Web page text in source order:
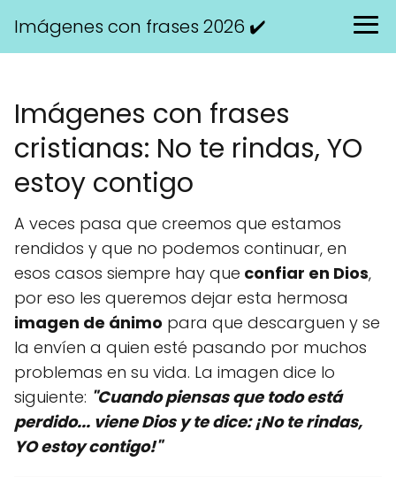
Imágenes con frases 2026 ✔️
Imágenes con frases
cristianas: No te rindas, YO
estoy contigo
A veces pasa que creemos que estamos
rendidos y que no podemos continuar, en
esos casos siempre hay que confiar en Dios,
por eso les queremos dejar esta hermosa
imagen de ánimo para que descarguen y se
la envíen a quien esté pasando por muchos
problemas en su vida. La imagen dice lo
siguiente: "Cuando piensas que todo está
perdido... viene Dios y te dice: ¡No te rindas,
YO estoy contigo!"